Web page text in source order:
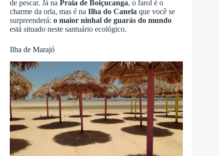
de pescar. Já na Praia de Boiçucanga, o farol é o
charme da orla, mas é na Ilha do Canela que você se
surpreenderá: o maior ninhal de guarás do mundo
está situado neste santuário ecológico.
Ilha de Marajó